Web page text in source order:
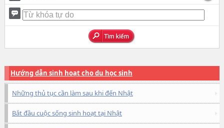
Hướng dẫn sinh hoạt cho du học sinh
Những thủ tục cần làm sau khi đến Nhật
Bắt đầu cuộc sống sinh hoạt tại Nhật